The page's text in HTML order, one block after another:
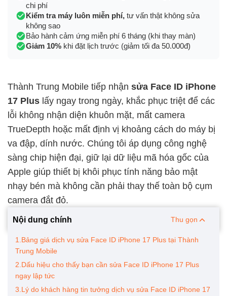
chi phí
Kiểm tra máy luôn miễn phí, tư vấn thật không sửa
không sao
Bảo hành cảm ứng miễn phí 6 tháng (khi thay màn)
Giảm 10% khi đặt lịch trước (giảm tối đa 50.000đ)
Thành Trung Mobile tiếp nhận sửa Face ID iPhone
17 Plus lấy ngay trong ngày, khắc phục triệt để các
lỗi không nhận diện khuôn mặt, mất camera
TrueDepth hoặc mất định vị khoảng cách do máy bị
va đập, dính nước. Chúng tôi áp dụng công nghệ
sàng chip hiện đại, giữ lại dữ liệu mã hóa gốc của
Apple giúp thiết bị khôi phục tính năng bảo mật
nhạy bén mà không cần phải thay thế toàn bộ cụm
camera đắt đỏ.
Nội dung chính Thu gọn
1.Bảng giá dịch vụ sửa Face ID iPhone 17 Plus tại Thành
Trung Mobile
2.Dấu hiệu cho thấy bạn cần sửa Face ID iPhone 17 Plus
ngay lập tức
3.Lý do khách hàng tin tưởng dịch vụ sửa Face ID iPhone 17